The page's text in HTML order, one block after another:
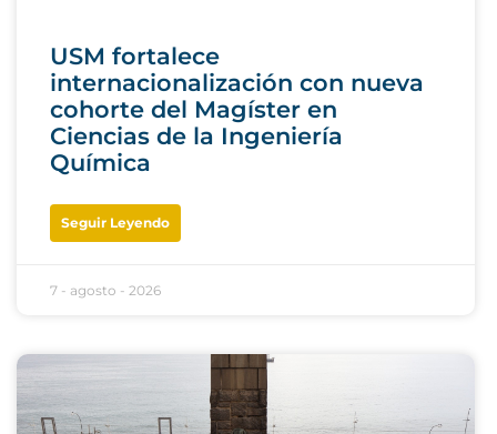
USM fortalece
internacionalización con nueva
cohorte del Magíster en
Ciencias de la Ingeniería
Química
Seguir Leyendo
7 - agosto - 2026